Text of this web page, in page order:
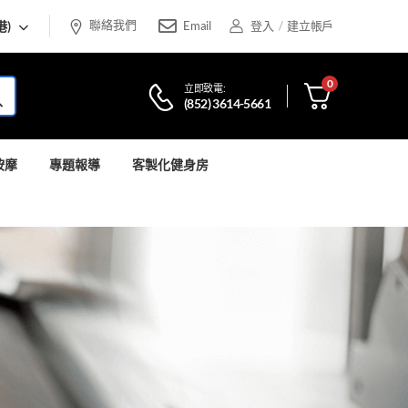
) 聯絡我們 Email 登入 / 建立帳戶
立即致電:
(852) 3614-5661
0
摩 專題報導 客製化健身房